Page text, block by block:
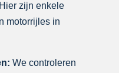
zijn enkele
motorrijles in
We controleren